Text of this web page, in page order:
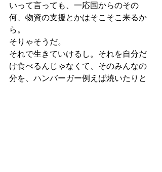
いって言っても、一応国からのその
何、物資の支援とかはそこそこ来るか
ら。
そりゃそうだ。
それで生きていけるし。それを自分だ
け食べるんじゃなくて、そのみんなの
分を、ハンバーガー例えば焼いたりと